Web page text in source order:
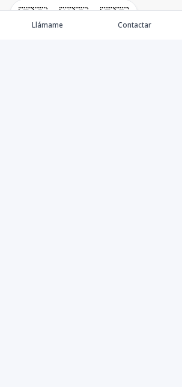
🇪🇸 🇺🇸 🇫🇷
Llámame Contactar